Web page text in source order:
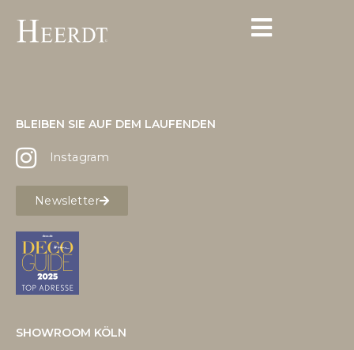
BLEIBEN SIE AUF DEM LAUFENDEN
Instagram
Newsletter
SHOWROOM KÖLN